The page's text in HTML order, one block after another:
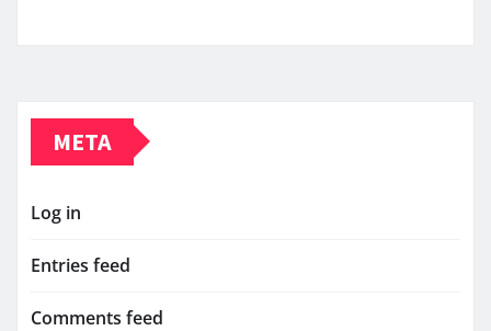
META
Log in
Entries feed
Comments feed